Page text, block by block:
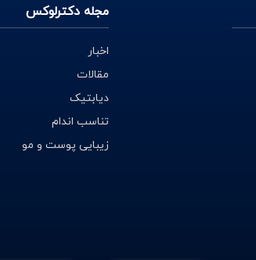
مجله دکترلوکس
اخبار
مقالات
دیابتیک
تناسب اندام
زیبایی پوست و مو